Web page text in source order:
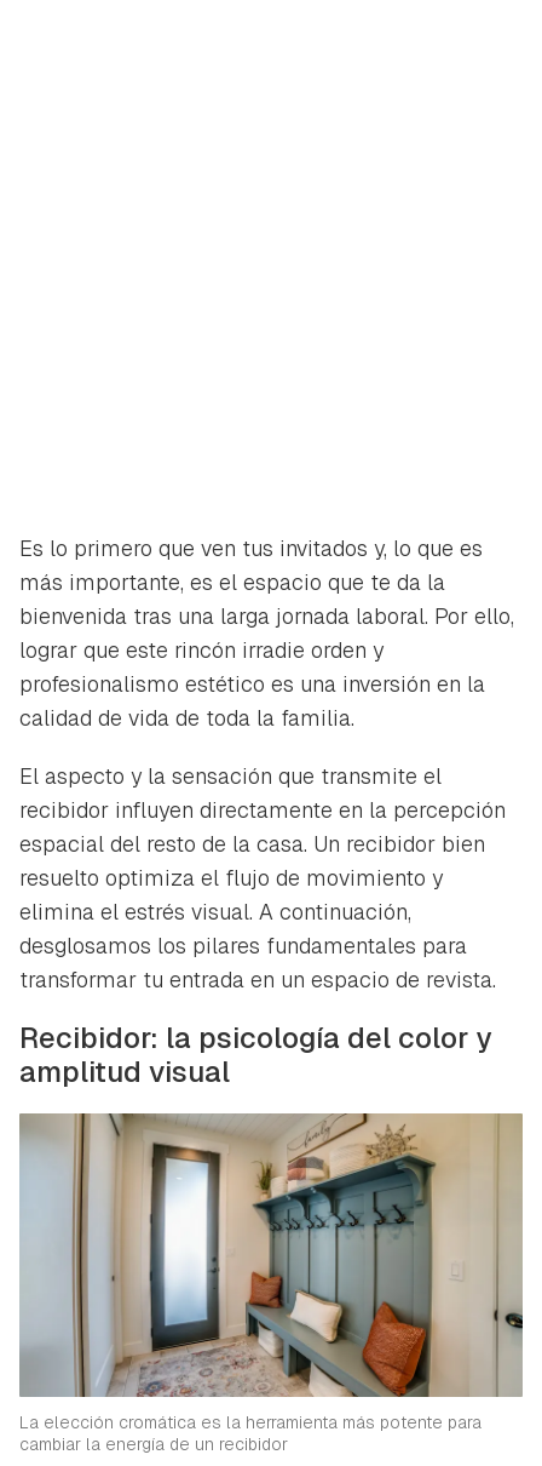
Es lo primero que ven tus invitados y, lo que es
más importante, es el espacio que te da la
bienvenida tras una larga jornada laboral. Por ello,
lograr que este rincón irradie orden y
profesionalismo estético es una inversión en la
calidad de vida de toda la familia.
El aspecto y la sensación que transmite el
recibidor influyen directamente en la percepción
espacial del resto de la casa. Un recibidor bien
resuelto optimiza el flujo de movimiento y
elimina el estrés visual. A continuación,
desglosamos los pilares fundamentales para
transformar tu entrada en un espacio de revista.
Recibidor: la psicología del color y
amplitud visual
La elección cromática es la herramienta más potente para
cambiar la energía de un recibidor